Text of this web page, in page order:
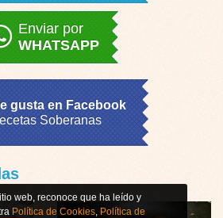
Enviar por
WHATSAPP
gusta en Facebook
Soberanas
web, reconoce que ha leído y
Política de Cookies, Política de